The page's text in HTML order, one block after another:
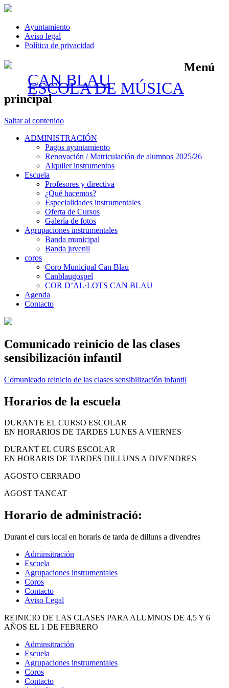
Ayuntamiento
Aviso legal
Política de privacidad
CAN BLAU
ESCOLA DE MÚSICA
Menú
principal
Saltar al contenido
ADMINISTRACIÓN
Pagos ayuntamiento
Renovación / Matriculación de alumnos 2025/26
Alquiler instrumentos
Escuela
Profesores y directiva
¿Qué hacemos?
Especialidades instrumentales
Oferta de Cursos
Galería de fotos
Agrupaciones instrumentales
Banda municipal
Banda juvenil
coros
Coro Municipal Can Blau
Canblaugospel
COR D’AL·LOTS CAN BLAU
Agenda
Contacto
Comunicado reinicio de las clases
sensibilización infantil
Comunicado reinicio de las clases sensibilización infantil
Horarios de la escuela
DURANTE EL CURSO ESCOLAR
EN HORARIOS DE TARDES LUNES A VIERNES
DURANT EL CURS ESCOLAR
EN HORARIS DE TARDES DILLUNS A DIVENDRES
AGOSTO CERRADO
AGOST TANCAT
Horario de administració:
Durant el curs local en horaris de tarda de dilluns a divendres
Adminsitración
Escuela
Agrupaciones instrumentales
Coros
Contacto
Aviso Legal
REINICIO DE LAS CLASES PARA ALUMNOS DE 4,5 Y 6
AÑOS EL 1 DE FEBRERO
Adminsitración
Escuela
Agrupaciones instrumentales
Coros
Contacto